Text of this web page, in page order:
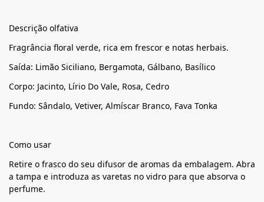
Descrição olfativa
Fragrância floral verde, rica em frescor e notas herbais.
Saída: Limão Siciliano, Bergamota, Gálbano, Basílico
Corpo: Jacinto, Lírio Do Vale, Rosa, Cedro
Fundo: Sândalo, Vetiver, Almíscar Branco, Fava Tonka
Como usar
Retire o frasco do seu difusor de aromas da embalagem. Abra
a tampa e introduza as varetas no vidro para que absorva o
perfume.